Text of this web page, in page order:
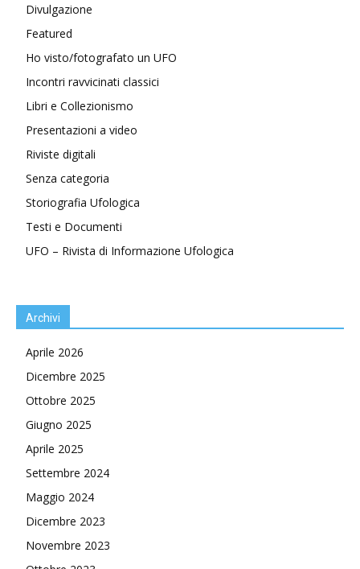
Divulgazione
Featured
Ho visto/fotografato un UFO
Incontri ravvicinati classici
Libri e Collezionismo
Presentazioni a video
Riviste digitali
Senza categoria
Storiografia Ufologica
Testi e Documenti
UFO – Rivista di Informazione Ufologica
Archivi
Aprile 2026
Dicembre 2025
Ottobre 2025
Giugno 2025
Aprile 2025
Settembre 2024
Maggio 2024
Dicembre 2023
Novembre 2023